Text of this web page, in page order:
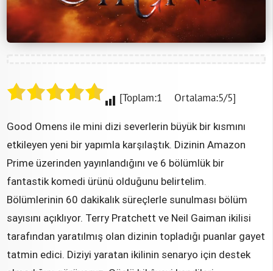
[Toplam:1 Ortalama:5/5]
Good Omens ile mini dizi severlerin büyük bir kısmını
etkileyen yeni bir yapımla karşılaştık. Dizinin Amazon
Prime üzerinden yayınlandığını ve 6 bölümlük bir
fantastik komedi ürünü olduğunu belirtelim.
Bölümlerinin 60 dakikalık süreçlerle sunulması bölüm
sayısını açıklıyor. Terry Pratchett ve Neil Gaiman ikilisi
tarafından yaratılmış olan dizinin topladığı puanlar gayet
tatmin edici. Diziyi yaratan ikilinin senaryo için destek